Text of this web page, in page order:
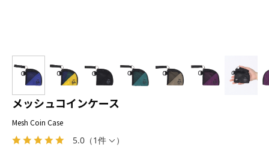
5.0 （1件 ）
メッシュコインケース
Mesh Coin Case